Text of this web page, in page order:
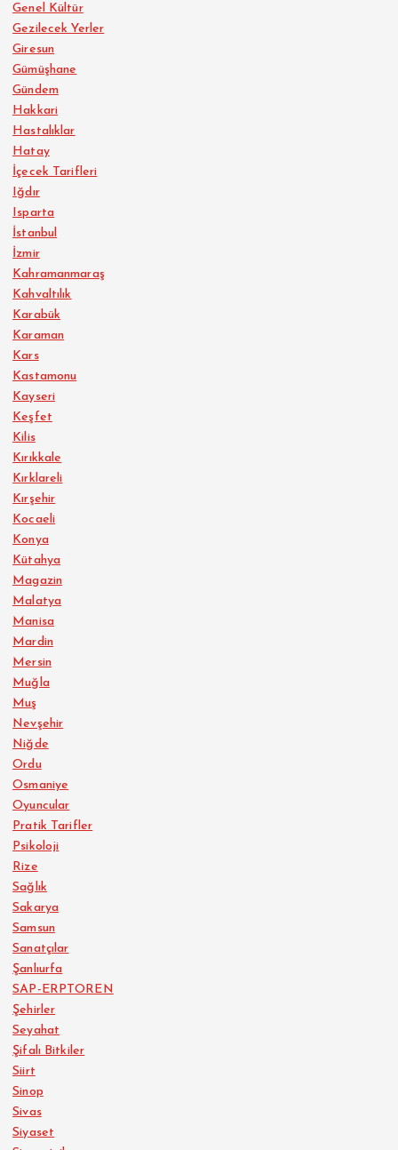
Genel Kültür
Gezilecek Yerler
Giresun
Gümüşhane
Gündem
Hakkari
Hastalıklar
Hatay
İçecek Tarifleri
Iğdır
Isparta
İstanbul
İzmir
Kahramanmaraş
Kahvaltılık
Karabük
Karaman
Kars
Kastamonu
Kayseri
Keşfet
Kilis
Kırıkkale
Kırklareli
Kırşehir
Kocaeli
Konya
Kütahya
Magazin
Malatya
Manisa
Mardin
Mersin
Muğla
Muş
Nevşehir
Niğde
Ordu
Osmaniye
Oyuncular
Pratik Tarifler
Psikoloji
Rize
Sağlık
Sakarya
Samsun
Sanatçılar
Şanlıurfa
SAP-ERPTOREN
Şehirler
Seyahat
Şifalı Bitkiler
Siirt
Sinop
Sivas
Siyaset